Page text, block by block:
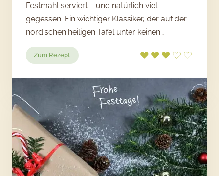
Festmahl serviert – und natürlich viel
gegessen. Ein wichtiger Klassiker, der auf der
nordischen heiligen Tafel unter keinen…
Zum Rezept
Finnischer
Rosolli-
im
Glas